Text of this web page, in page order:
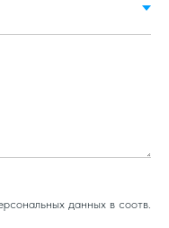
данных в соотв.